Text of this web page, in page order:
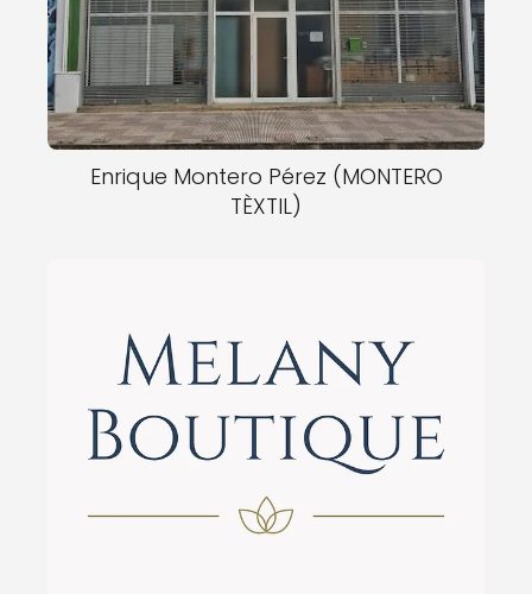
Enrique Montero Pérez (MONTERO
TÈXTIL)